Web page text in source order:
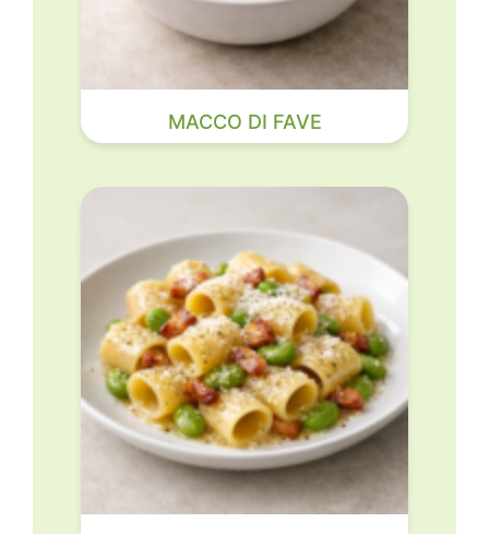
MACCO DI FAVE